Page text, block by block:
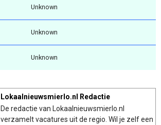
Unknown
Unknown
Unknown
Lokaalnieuwsmierlo.nl Redactie
De redactie van Lokaalnieuwsmierlo.nl
verzamelt vacatures uit de regio. Wil je zelf een